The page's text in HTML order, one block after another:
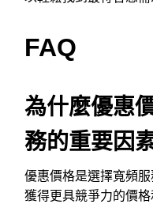
FAQ
為什麼優惠
務的重要因
優惠價格是選擇寬頻
獲得更具競爭力的價